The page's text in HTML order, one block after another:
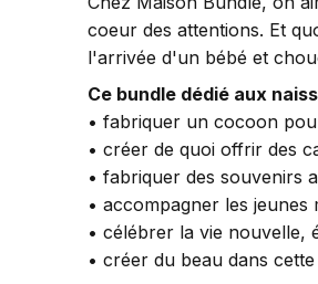
coeur des attentions. Et
l'arrivée d'un bébé et
Ce bundle dédié aux
• fabriquer un cocoon
• créer de quoi offrir des
• fabriquer des souvenirs
• accompagner les jeunes
• célébrer la vie nouvelle,
• créer du beau dans